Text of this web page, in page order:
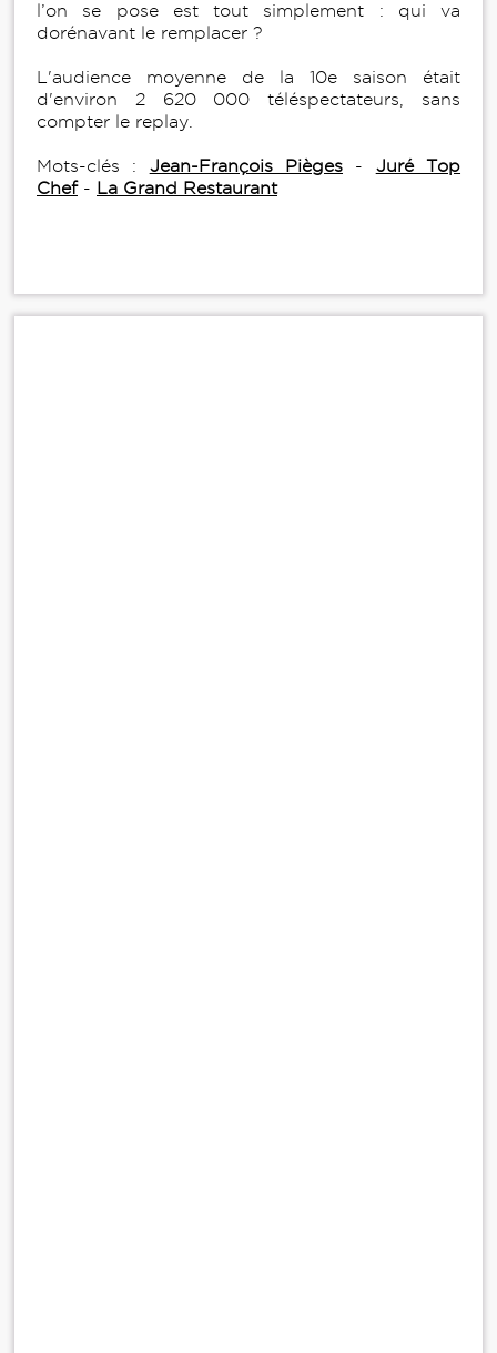
l’on se pose est tout simplement : qui va
dorénavant le remplacer ?
L'audience moyenne de la 10e saison était
d'environ 2 620 000 téléspectateurs, sans
compter le replay.
Mots-clés : Jean-François Pièges - Juré Top
Chef- La Grand Restaurant